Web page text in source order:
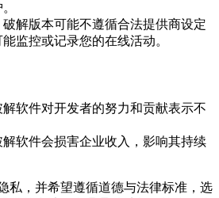
破解版本可能不遵循合法提供商设定
监控或记录您的在线活动。
解软件对开发者的努力和贡献表示不
解软件会损害企业收入，影响其持续
私，并希望遵循道德与法律标准，选